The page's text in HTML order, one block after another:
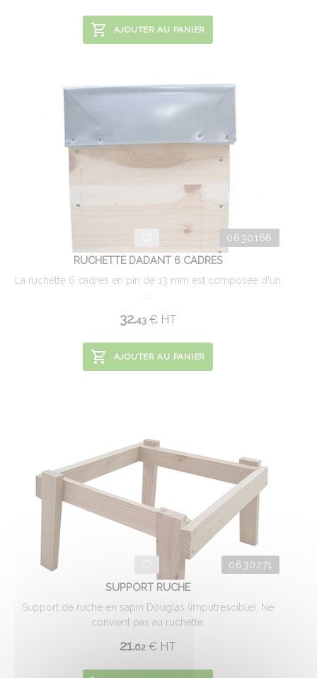
AJOUTER AU PANIER
0630166
RUCHETTE DADANT 6 CADRES
La ruchette 6 cadres en pin de 13 mm est composée d'un
32.43 €HT
AJOUTER AU PANIER
0630271
SUPPORT RUCHE
Support de ruche en sapin Douglas (imputrescible). Ne
convient pas au ruchette.
21.62 € HT